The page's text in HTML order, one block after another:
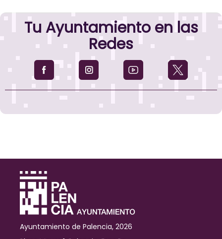
Tu Ayuntamiento en las
Redes
Ayuntamiento de Palencia, 2026